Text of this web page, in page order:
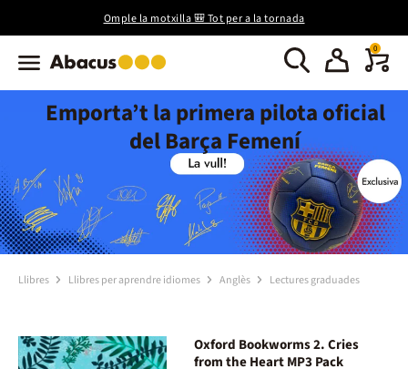
Omple la motxilla 🎒 Tot per a la tornada
0
Emporta’t la primera pilota oficial
del Barça Femení
Llibres Llibres per aprendre idiomes Anglès Lectures graduades
Oxford Bookworms 2. Cries
from the Heart MP3 Pack